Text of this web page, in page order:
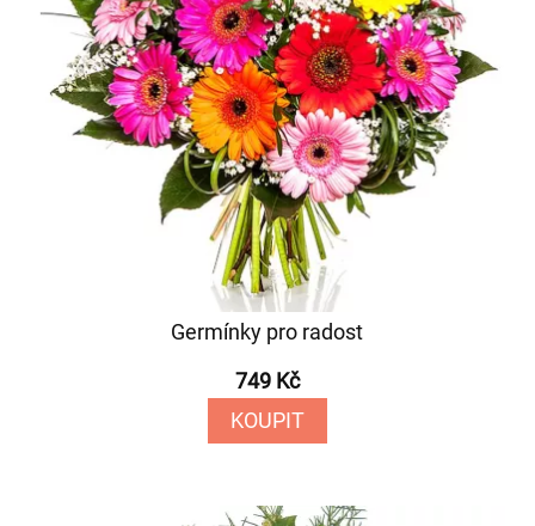
Germínky pro radost
749 Kč
KOUPIT